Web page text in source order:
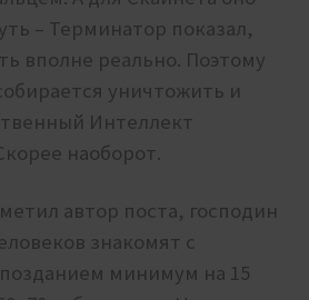
– Терминатор показал,
вполне реально. Поэтому
уничтожить и
Интеллект
наоборот.
автор поста, господин
знакомят с
минимум на 15